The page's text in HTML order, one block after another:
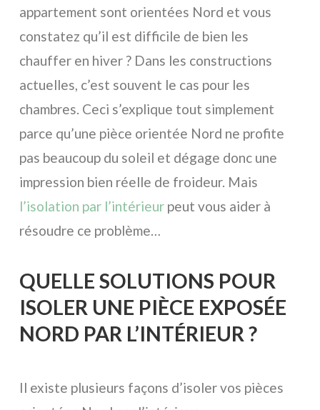
appartement sont orientées Nord et vous
constatez qu’il est difficile de bien les
chauffer en hiver ? Dans les constructions
actuelles, c’est souvent le cas pour les
chambres. Ceci s’explique tout simplement
parce qu’une pièce orientée Nord ne profite
pas beaucoup du soleil et dégage donc une
impression bien réelle de froideur. Mais
l’isolation par l’intérieurpeut vous aider à
résoudre ce problème…
QUELLE SOLUTIONS POUR
ISOLER UNE PIÈCE EXPOSÉE
NORD PAR L’INTÉRIEUR ?
Il existe plusieurs façons d’isoler vos pièces